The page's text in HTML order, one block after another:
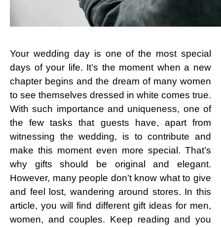
Your wedding day is one of the most special
days of your life. It’s the moment when a new
chapter begins and the dream of many women
to see themselves dressed in white comes true.
With such importance and uniqueness, one of
the few tasks that guests have, apart from
witnessing the wedding, is to contribute and
make this moment even more special. That’s
why gifts should be original and elegant.
However, many people don’t know what to give
and feel lost, wandering around stores. In this
article, you will find different gift ideas for men,
women, and couples. Keep reading and you